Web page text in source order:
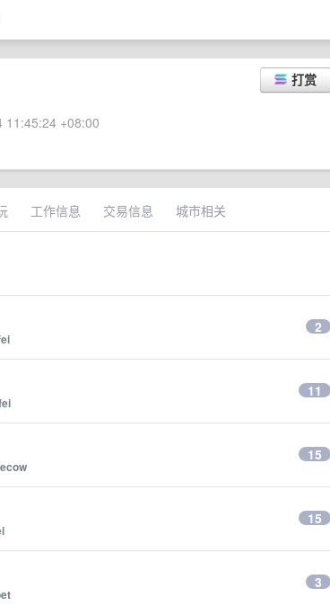
打赏
11:45:24 +08:00
工作信息 交易信息 城市相关
2
11
15
15
3